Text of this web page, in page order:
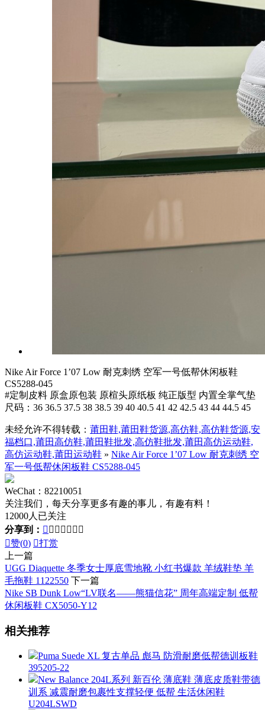
Nike Air Force 1’07 Low 耐克刺绣 空军一号低帮休闲板鞋
CS5288-045
#定制皮料 原盒原包装 原楦头原纸板 纯正版型 内置全掌气垫
尺码：36 36.5 37.5 38 38.5 39 40 40.5 41 42 42.5 43 44 44.5 45
未经允许不得转载： 莆田鞋,莆田鞋货源,高仿鞋,高仿鞋货源,安
福档口,莆田高仿鞋,莆田鞋批发,高仿鞋批发,莆田高仿运动鞋,
高仿运动鞋,莆田运动鞋 » Nike Air Force 1’07 Low 耐克刺绣 空
军一号低帮休闲板鞋 CS5288-045
WeChat：82210051
关注我们，每天分享更多有趣的事儿，有趣有料！
12000人已关注
分享到：       
赞(0) 打赏
上一篇
UGG Diaquette 冬季女士厚底雪地靴 小红书爆款 羊绒鞋垫 羊
毛拖鞋 1122550 下一篇
Nike SB Dunk Low“LV联名——熊猫信花” 周年高端定制 低帮
休闲板鞋 CX5050-Y12
相关推荐
Puma Suede XL 复古单品 彪马 防滑耐磨低帮德训板鞋
395205-22
New Balance 204L系列 新百伦 薄底鞋 薄底皮质鞋带德
训系 减震耐磨包裹性支撑轻便 低帮 生活休闲鞋
U204LSWD